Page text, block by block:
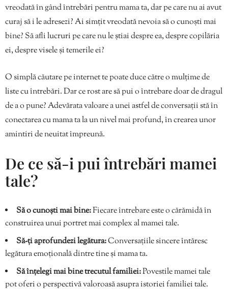
vreodată în gând întrebări pentru mama ta, dar pe care nu ai avut
curaj să i le adresezi? Ai simțit vreodată nevoia să o cunoști mai
bine? Să afli lucruri pe care nu le știai despre ea, despre copilăria
ei, despre visele și temerile ei?
O simplă căutare pe internet te poate duce către o mulțime de
liste cu întrebări. Dar ce rost are să pui o întrebare doar de dragul
de a o pune? Adevărata valoare a unei astfel de conversații stă în
conectarea cu mama ta la un nivel mai profund, în crearea unor
amintiri de neuitat împreună.
De ce să-i pui întrebări mamei
tale?
Să o cunoști mai bine:Fiecare întrebare este o cărămidă în
construirea unui portret mai complex al mamei tale.
Să-ți aprofundezi legătura:Conversațiile sincere întăresc
legătura emoțională dintre tine și mama ta.
Să înțelegi mai bine trecutul familiei:Povestile mamei tale
pot oferi o perspectivă valoroasă asupra istoriei familiei tale.